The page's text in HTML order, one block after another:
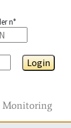
n°
Login
Monitoring